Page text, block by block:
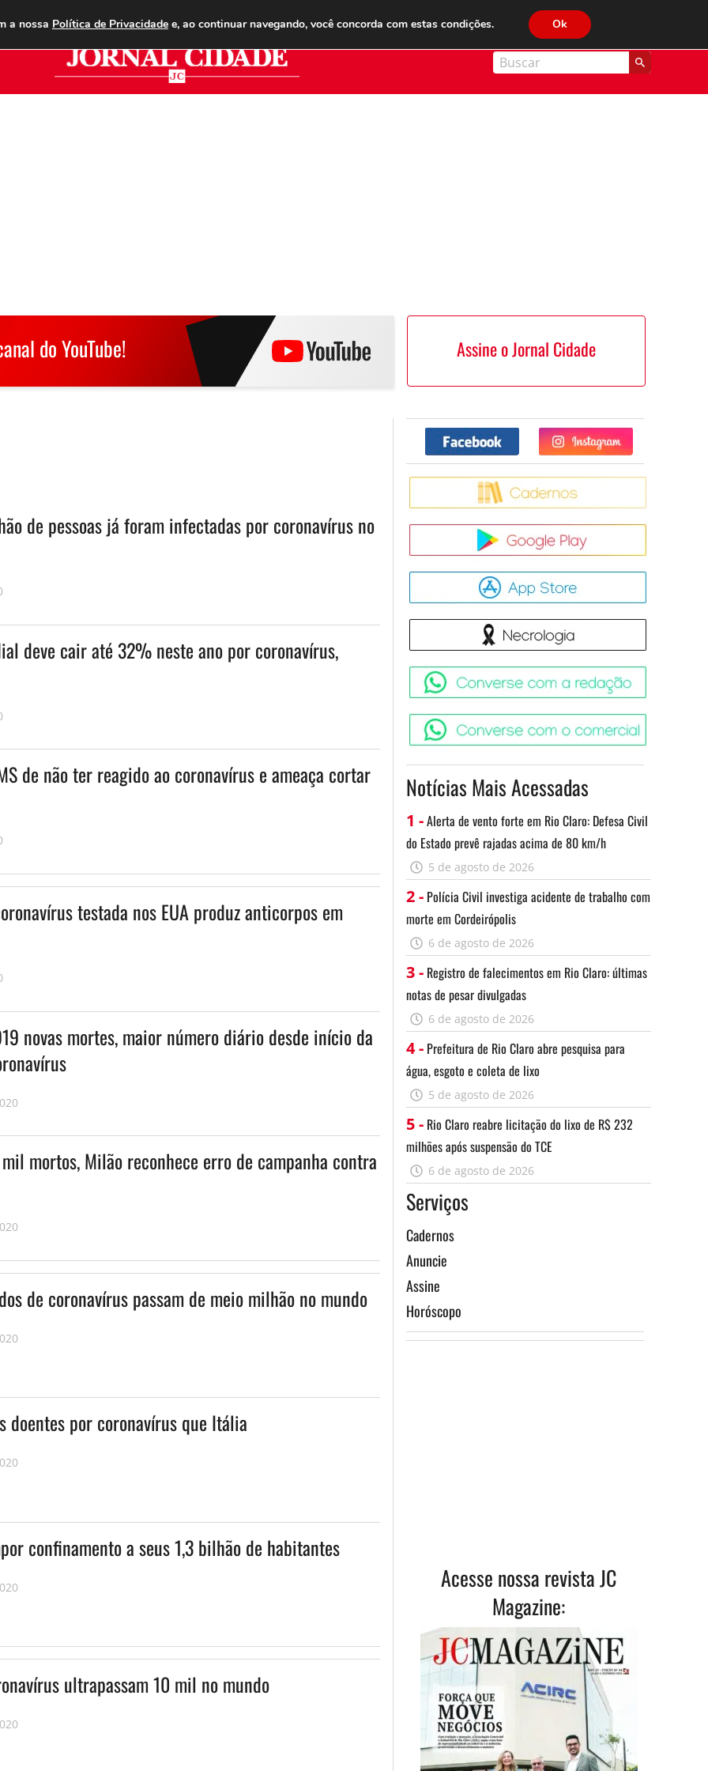
ANUNCIE ASSINE CONTATO PUBLICIDADE LEGAL JC FM 89.1
do YouTube! Assine o Jornal Cidade
de pessoas já foram infectadas por coronavírus no
deve cair até 32% neste ano por coronavírus,
de não ter reagido ao coronavírus e ameaça cortar
testada nos EUA produz anticorpos em
novas mortes, maior número diário desde início da
mortos, Milão reconhece erro de campanha contra
de coronavírus passam de meio milhão no mundo
doentes por coronavírus que Itália
confinamento a seus 1,3 bilhão de habitantes
ultrapassam 10 mil no mundo
Facebook Twitter
Notícias Mais Acessadas
1 -Alerta de vento forte em Rio Claro: Defesa Civil
do Estado prevê rajadas acima de 80 km/h
5 de agosto de 2026
2 - Polícia Civil investiga acidente de trabalho com
morte em Cordeirópolis
6 de agosto de 2026
3 - Registro de falecimentos em Rio Claro: últimas
notas de pesar divulgadas
6 de agosto de 2026
4 - Prefeitura de Rio Claro abre pesquisa para
água, esgoto e coleta de lixo
5 de agosto de 2026
5 - Rio Claro reabre licitação do lixo de R$ 232
milhões após suspensão do TCE
6 de agosto de 2026
Serviços
Cadernos
Anuncie
Assine
Horóscopo
Acesse nossa revista JC
Magazine:
a nossa Política de Privacidadee, ao continuar navegando, você concorda com estas condições. Ok